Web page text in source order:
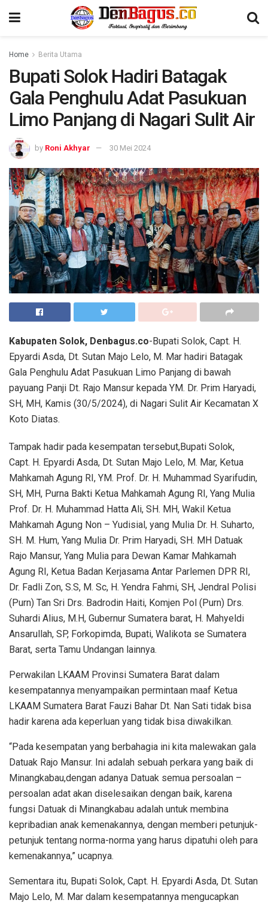
Home Berita Utama
Bupati Solok Hadiri Batagak
Gala Penghulu Adat Pasukuan
Limo Panjang di Nagari Sulit Air
by Roni Akhyar 30 Mei 2024
Kabupaten Solok, Denbagus.co-Bupati Solok, Capt. H.
Epyardi Asda, Dt. Sutan Majo Lelo, M. Mar hadiri Batagak
Gala Penghulu Adat Pasukuan Limo Panjang di bawah
payuang Panji Dt. Rajo Mansur kepada YM. Dr. Prim Haryadi,
SH, MH, Kamis (30/5/2024), di Nagari Sulit Air Kecamatan X
Koto Diatas.
Tampak hadir pada kesempatan tersebut,Bupati Solok,
Capt. H. Epyardi Asda, Dt. Sutan Majo Lelo, M. Mar, Ketua
Mahkamah Agung RI, YM. Prof. Dr. H. Muhammad Syarifudin,
SH, MH, Purna Bakti Ketua Mahkamah Agung RI, Yang Mulia
Prof. Dr. H. Muhammad Hatta Ali, SH. MH, Wakil Ketua
Mahkamah Agung Non – Yudisial, yang Mulia Dr. H. Suharto,
SH. M. Hum, Yang Mulia Dr. Prim Haryadi, SH. MH Datuak
Rajo Mansur, Yang Mulia para Dewan Kamar Mahkamah
Agung RI, Ketua Badan Kerjasama Antar Parlemen DPR RI,
Dr. Fadli Zon, S.S, M. Sc, H. Yendra Fahmi, SH, Jendral Polisi
(Purn) Tan Sri Drs. Badrodin Haiti, Komjen Pol (Purn) Drs.
Suhardi Alius, M.H, Gubernur Sumatera barat, H. Mahyeldi
Ansarullah, SP, Forkopimda, Bupati, Walikota se Sumatera
Barat, serta Tamu Undangan lainnya.
Perwakilan LKAAM Provinsi Sumatera Barat dalam
kesempatannya menyampaikan permintaan maaf Ketua
LKAAM Sumatera Barat Fauzi Bahar Dt. Nan Sati tidak bisa
hadir karena ada keperluan yang tidak bisa diwakilkan.
“Pada kesempatan yang berbahagia ini kita malewakan gala
Datuak Rajo Mansur. Ini adalah sebuah perkara yang baik di
Minangkabau,dengan adanya Datuak semua persoalan –
persoalan adat akan diselesaikan dengan baik, karena
fungsi Datuak di Minangkabau adalah untuk membina
kepribadian anak kemenakannya, dengan memberi petunjuk-
petunjuk tentang norma-norma yang harus dipatuhi oleh para
kemenakannya,” ucapnya.
Sementara itu, Bupati Solok, Capt. H. Epyardi Asda, Dt. Sutan
Majo Lelo, M. Mar dalam kesempatannya mengucapkan